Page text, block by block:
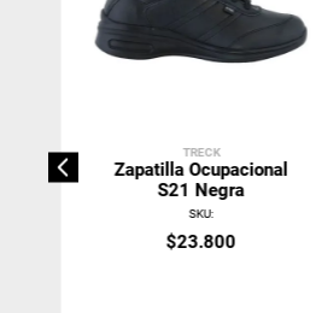
TRECK
Zapatilla Ocupacional
S21 Negra
SKU:
$23.800